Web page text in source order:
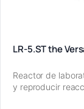
LR-5.ST the
Reactor de
y reproducir